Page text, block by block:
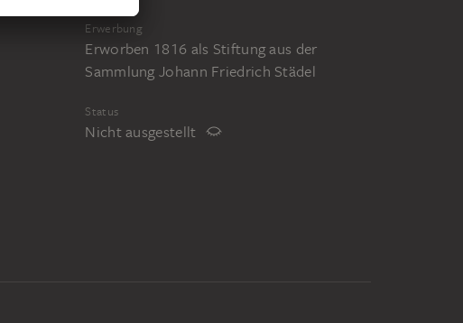
Erwerbung
Erworben 1816 als Stiftung aus der
Sammlung Johann Friedrich Städel
Status
Nicht ausgestellt